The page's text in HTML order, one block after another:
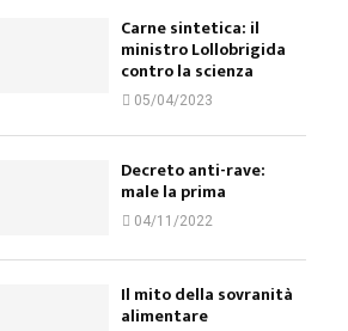
Carne sintetica: il
ministro Lollobrigida
contro la scienza
05/04/2023
Decreto anti-rave:
male la prima
04/11/2022
Il mito della sovranità
alimentare